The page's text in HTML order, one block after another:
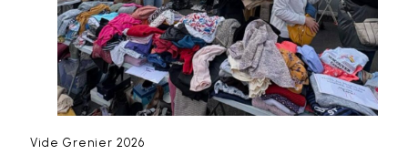
Vide Grenier 2026